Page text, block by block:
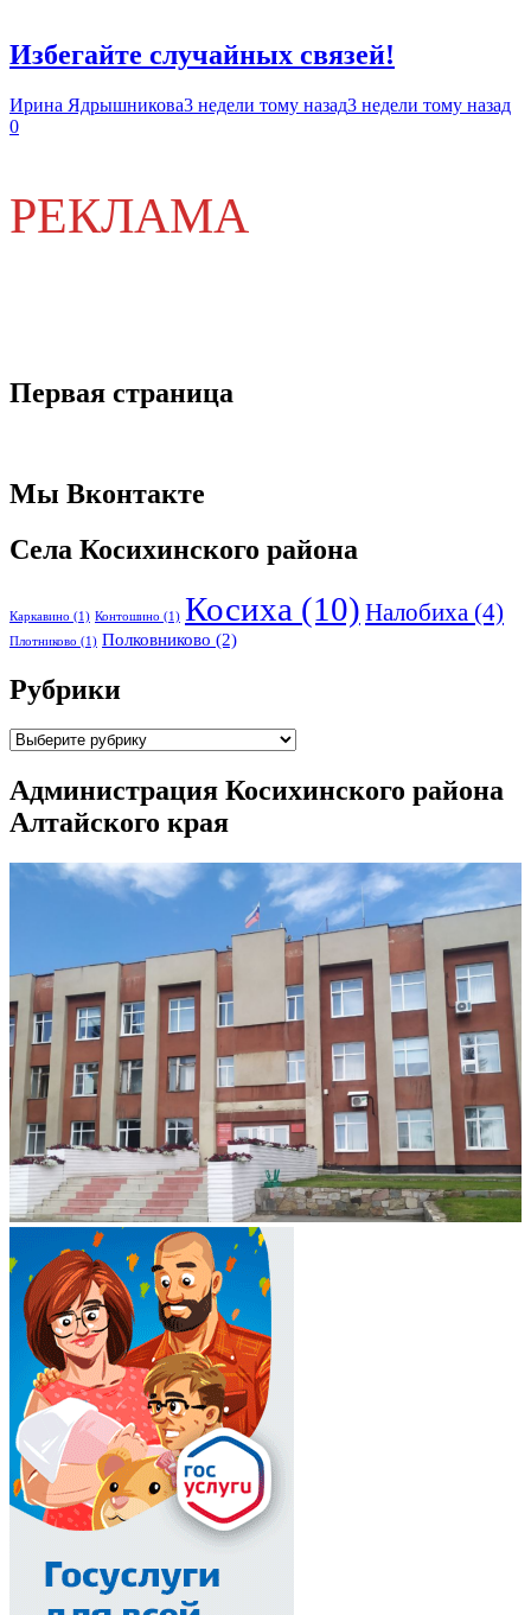
Избегайте случайных связей!
Ирина Ядрышникова3 недели тому назад3 недели тому назад
0
РЕКЛАМА
Первая страница
Мы Вконтакте
Села Косихинского района
Каркавино (1) Контошино (1) Косиха (10) Налобиха (4)
Плотниково (1) Полковниково (2)
Рубрики
Рубрики
Администрация Косихинского района
Алтайского края